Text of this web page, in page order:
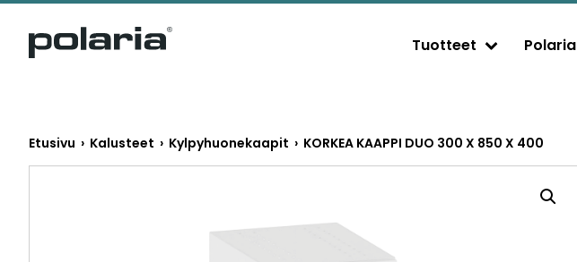
https://polaria.fi/name TuotteetExpand child menu Polaria
Etusivu › Kalusteet › Kylpyhuonekaapit › KORKEA KAAPPI DUO 300 X 850 X 400